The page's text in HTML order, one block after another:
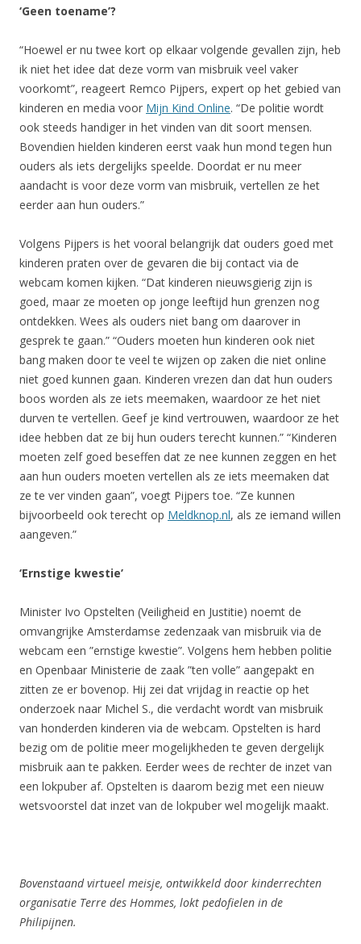
‘Geen toename’?
“Hoewel er nu twee kort op elkaar volgende gevallen zijn, heb
ik niet het idee dat deze vorm van misbruik veel vaker
voorkomt”, reageert Remco Pijpers, expert op het gebied van
kinderen en media voor Mijn Kind Online. “De politie wordt
ook steeds handiger in het vinden van dit soort mensen.
Bovendien hielden kinderen eerst vaak hun mond tegen hun
ouders als iets dergelijks speelde. Doordat er nu meer
aandacht is voor deze vorm van misbruik, vertellen ze het
eerder aan hun ouders.”
Volgens Pijpers is het vooral belangrijk dat ouders goed met
kinderen praten over de gevaren die bij contact via de
webcam komen kijken. “Dat kinderen nieuwsgierig zijn is
goed, maar ze moeten op jonge leeftijd hun grenzen nog
ontdekken. Wees als ouders niet bang om daarover in
gesprek te gaan.” “Ouders moeten hun kinderen ook niet
bang maken door te veel te wijzen op zaken die niet online
niet goed kunnen gaan. Kinderen vrezen dan dat hun ouders
boos worden als ze iets meemaken, waardoor ze het niet
durven te vertellen. Geef je kind vertrouwen, waardoor ze het
idee hebben dat ze bij hun ouders terecht kunnen.” “Kinderen
moeten zelf goed beseffen dat ze nee kunnen zeggen en het
aan hun ouders moeten vertellen als ze iets meemaken dat
ze te ver vinden gaan”, voegt Pijpers toe. “Ze kunnen
bijvoorbeeld ook terecht op Meldknop.nl, als ze iemand willen
aangeven.”
‘Ernstige kwestie’
Minister Ivo Opstelten (Veiligheid en Justitie) noemt de
omvangrijke Amsterdamse zedenzaak van misbruik via de
webcam een ”ernstige kwestie”. Volgens hem hebben politie
en Openbaar Ministerie de zaak ”ten volle” aangepakt en
zitten ze er bovenop. Hij zei dat vrijdag in reactie op het
onderzoek naar Michel S., die verdacht wordt van misbruik
van honderden kinderen via de webcam. Opstelten is hard
bezig om de politie meer mogelijkheden te geven dergelijk
misbruik aan te pakken. Eerder wees de rechter de inzet van
een lokpuber af. Opstelten is daarom bezig met een nieuw
wetsvoorstel dat inzet van de lokpuber wel mogelijk maakt.
Bovenstaand virtueel meisje, ontwikkeld door kinderrechten
organisatie Terre des Hommes, lokt pedofielen in de
Philipijnen.